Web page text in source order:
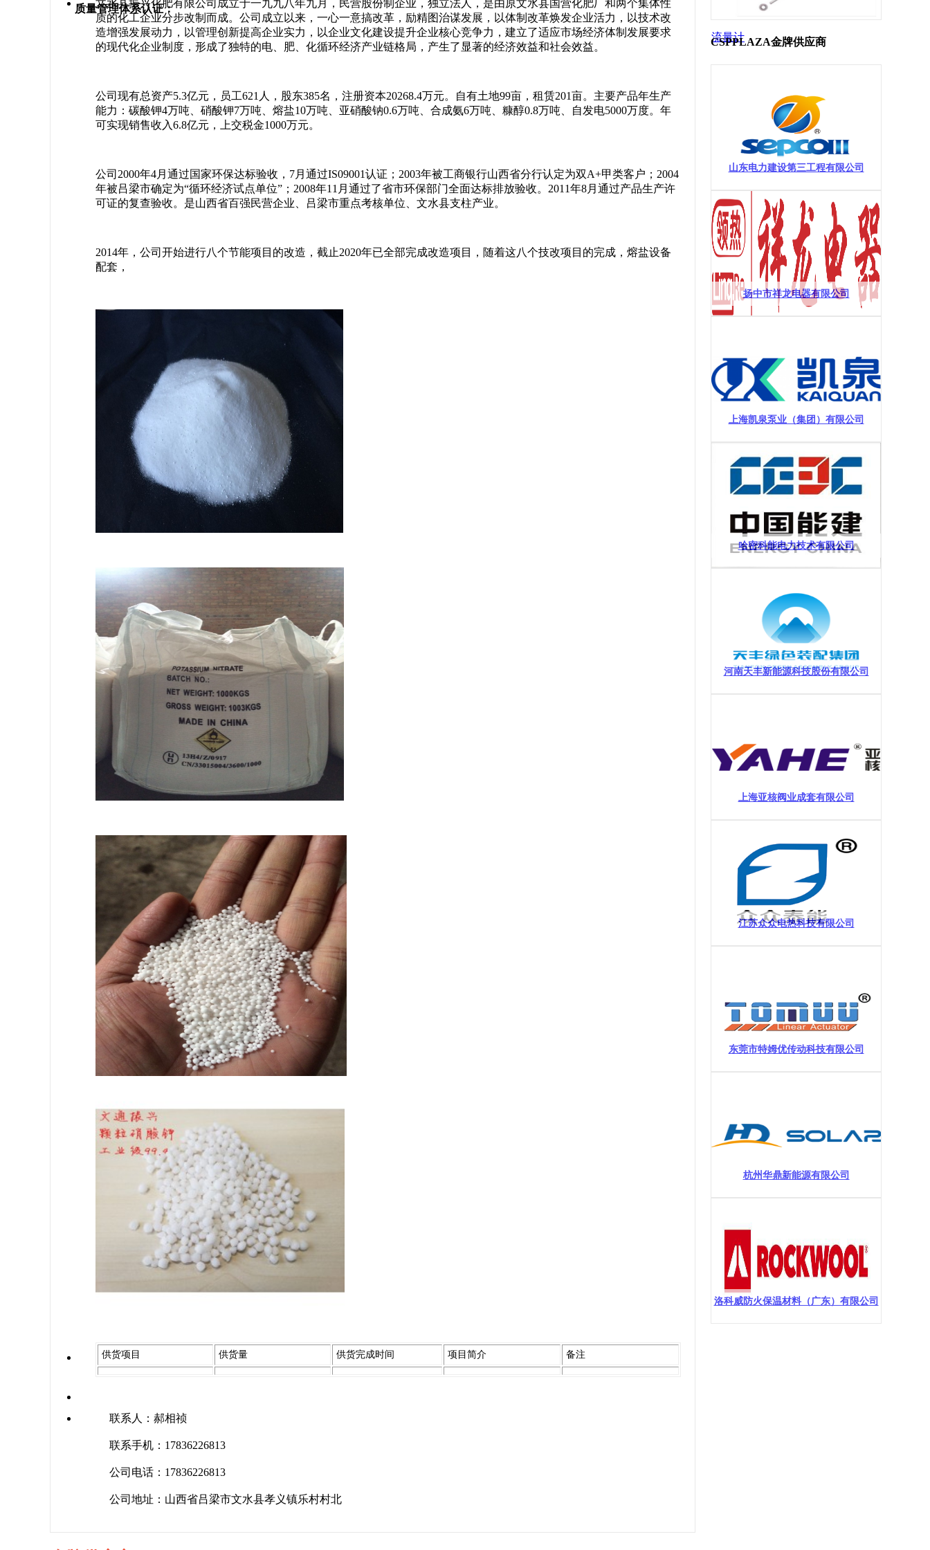
流量计
CSPPLAZA金牌供应商
山东电力建设第三工程有限公司
扬中市祥龙电器有限公司
上海凯泉泵业（集团）有限公司
哈密科能电力技术有限公司
河南天丰新能源科技股份有限公司
上海亚核阀业成套有限公司
江苏众众电热科技有限公司
东莞市特姆优传动科技有限公司
杭州华鼎新能源有限公司
洛科威防火保温材料（广东）有限公司
质量管理体系认证：
文水县振兴化肥有限公司成立于一九九八年九月，民营股份制企业，独立法人，是由原文水县国营化肥厂和两个集体性
质的化工企业分步改制而成。公司成立以来，一心一意搞改革，励精图治谋发展，以体制改革焕发企业活力，以技术改
造增强发展动力，以管理创新提高企业实力，以企业文化建设提升企业核心竞争力，建立了适应市场经济体制发展要求
的现代化企业制度，形成了独特的电、肥、化循环经济产业链格局，产生了显著的经济效益和社会效益。
公司现有总资产5.3亿元，员工621人，股东385名，注册资本20268.4万元。自有土地99亩，租赁201亩。主要产品年生产
能力：碳酸钾4万吨、硝酸钾7万吨、熔盐10万吨、亚硝酸钠0.6万吨、合成氨6万吨、糠醇0.8万吨、自发电5000万度。年
可实现销售收入6.8亿元，上交税金1000万元。
公司2000年4月通过国家环保达标验收，7月通过IS09001认证；2003年被工商银行山西省分行认定为双A+甲类客户；2004
年被吕梁市确定为“循环经济试点单位”；2008年11月通过了省市环保部门全面达标排放验收。2011年8月通过产品生产许
可证的复查验收。是山西省百强民营企业、吕梁市重点考核单位、文水县支柱产业。
2014年，公司开始进行八个节能项目的改造，截止2020年已全部完成改造项目，随着这八个技改项目的完成，熔盐设备
配套，
供货项目 供货量 供货完成时间 项目简介 备注
联系人：郝相祯
联系手机：17836226813
公司电话：17836226813
公司地址：山西省吕梁市文水县孝义镇乐村村北